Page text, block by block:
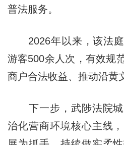
普法服务。
2026年以来，该法庭
游客500余人次，有效规
商户合法收益、推动沿黄
下一步，武陟法院城
治化营商环境核心主线